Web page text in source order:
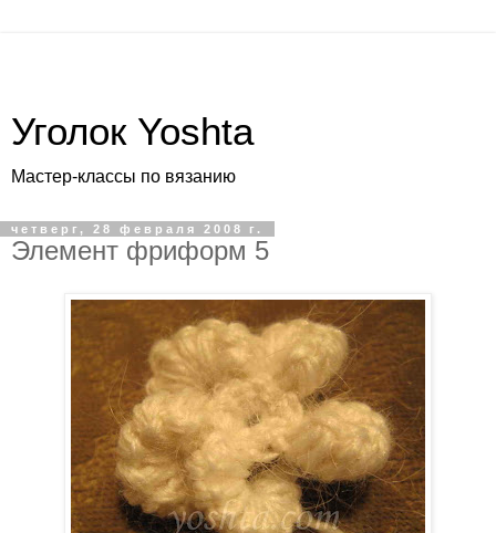
Уголок Yoshta
Мастер-классы по вязанию
четверг, 28 февраля 2008 г.
Элемент фриформ 5